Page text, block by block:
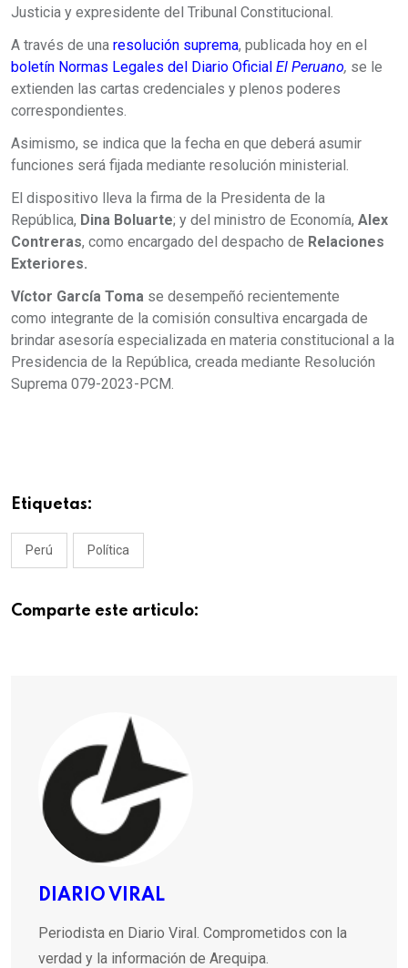
Justicia y expresidente del Tribunal Constitucional.
A través de una resolución suprema, publicada hoy en el
boletín Normas Legales del Diario Oficial El Peruano, se le
extienden las cartas credenciales y plenos poderes
correspondientes.
Asimismo, se indica que la fecha en que deberá asumir
funciones será fijada mediante resolución ministerial.
El dispositivo lleva la firma de la Presidenta de la
República, Dina Boluarte; y del ministro de Economía, Alex
Contreras, como encargado del despacho de Relaciones
Exteriores.
Víctor García Toma se desempeñó recientemente
como integrante de la comisión consultiva encargada de
brindar asesoría especializada en materia constitucional a la
Presidencia de la República, creada mediante Resolución
Suprema 079-2023-PCM.
Etiquetas:
Perú Política
Comparte este articulo:
DIARIO VIRAL
Periodista en Diario Viral. Comprometidos con la
verdad y la información de Arequipa.